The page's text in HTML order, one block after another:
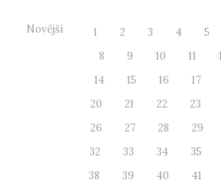
Novější 1 2 3 4 5
8
9 10 11
14
15 16 17
20
21 22 23
26
27 28 29
32
33 34 35
38
39 40 41